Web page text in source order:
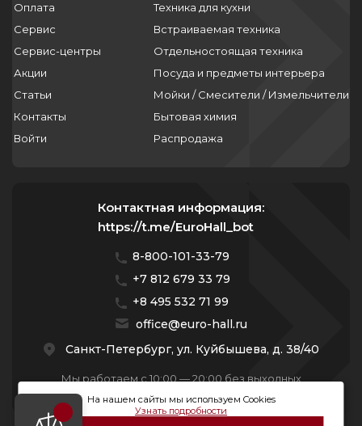
Оплата
Сервис
Сервис-центры
Акции
Статьи
Контакты
Войти
Техника для кухни
Встраиваемая техника
Отдельностоящая техника
Посуда и предметы интерьера
Мойки / Смесители / Измельчители
Бытовая химия
Распродажа
Контактная информация:
https://t.me/EuroHall_bot
8-800-101-33-79
+7 812 679 33 79
+8 495 532 71 99
office@euro-hall.ru
Санкт-Петербург, ул. Куйбышева, д. 38/40
Мы работаем с 10:00 — 20:00 без выходных
На нашем сайты мы используем Cookies
Узнать подробности